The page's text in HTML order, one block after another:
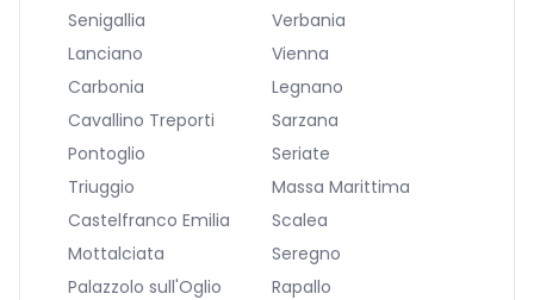
Senigallia
Verbania
Lanciano
Vienna
Carbonia
Legnano
Cavallino Treporti
Sarzana
Pontoglio
Seriate
Triuggio
Massa Marittima
Castelfranco Emilia
Scalea
Mottalciata
Seregno
Palazzolo sull'Oglio
Rapallo